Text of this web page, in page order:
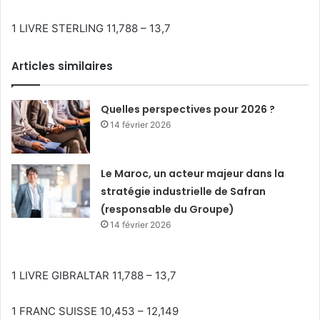
1 LIVRE STERLING 11,788 – 13,7
Articles similaires
Quelles perspectives pour 2026 ?
14 février 2026
Le Maroc, un acteur majeur dans la
stratégie industrielle de Safran
(responsable du Groupe)
14 février 2026
1 LIVRE GIBRALTAR 11,788 – 13,7
1 FRANC SUISSE 10,453 – 12,149